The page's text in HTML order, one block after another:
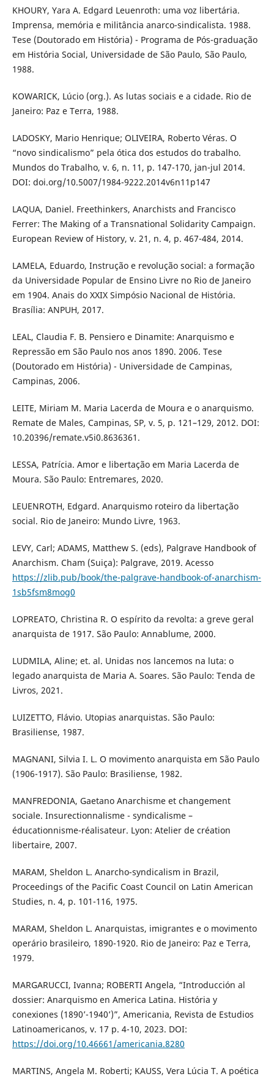
KHOURY, Yara A. Edgard Leuenroth: uma voz libertária.
Imprensa, memória e militância anarco-sindicalista. 1988.
Tese (Doutorado em História) - Programa de Pós-graduação
em História Social, Universidade de São Paulo, São Paulo,
1988.
KOWARICK, Lúcio (org.). As lutas sociais e a cidade. Rio de
Janeiro: Paz e Terra, 1988.
LADOSKY, Mario Henrique; OLIVEIRA, Roberto Véras. O
“novo sindicalismo” pela ótica dos estudos do trabalho.
Mundos do Trabalho, v. 6, n. 11, p. 147-170, jan-jul 2014.
DOI: doi.org/10.5007/1984-9222.2014v6n11p147
LAQUA, Daniel. Freethinkers, Anarchists and Francisco
Ferrer: The Making of a Transnational Solidarity Campaign.
European Review of History, v. 21, n. 4, p. 467-484, 2014.
LAMELA, Eduardo, Instrução e revolução social: a formação
da Universidade Popular de Ensino Livre no Rio de Janeiro
em 1904. Anais do XXIX Simpósio Nacional de História.
Brasília: ANPUH, 2017.
LEAL, Claudia F. B. Pensiero e Dinamite: Anarquismo e
Repressão em São Paulo nos anos 1890. 2006. Tese
(Doutorado em História) - Universidade de Campinas,
Campinas, 2006.
LEITE, Miriam M. Maria Lacerda de Moura e o anarquismo.
Remate de Males, Campinas, SP, v. 5, p. 121–129, 2012. DOI:
10.20396/remate.v5i0.8636361.
LESSA, Patrícia. Amor e libertação em Maria Lacerda de
Moura. São Paulo: Entremares, 2020.
LEUENROTH, Edgard. Anarquismo roteiro da libertação
social. Rio de Janeiro: Mundo Livre, 1963.
LEVY, Carl; ADAMS, Matthew S. (eds), Palgrave Handbook of
Anarchism. Cham (Suiça): Palgrave, 2019. Acesso
https://zlib.pub/book/the-palgrave-handbook-of-anarchism-
1sb5fsm8mog0
LOPREATO, Christina R. O espírito da revolta: a greve geral
anarquista de 1917. São Paulo: Annablume, 2000.
LUDMILA, Aline; et. al. Unidas nos lancemos na luta: o
legado anarquista de Maria A. Soares. São Paulo: Tenda de
Livros, 2021.
LUIZETTO, Flávio. Utopias anarquistas. São Paulo:
Brasiliense, 1987.
MAGNANI, Silvia I. L. O movimento anarquista em São Paulo
(1906-1917). São Paulo: Brasiliense, 1982.
MANFREDONIA, Gaetano Anarchisme et changement
sociale. Insurectionnalisme - syndicalisme –
éducationnisme-réalisateur. Lyon: Atelier de création
libertaire, 2007.
MARAM, Sheldon L. Anarcho-syndicalism in Brazil,
Proceedings of the Pacific Coast Council on Latin American
Studies, n. 4, p. 101-116, 1975.
MARAM, Sheldon L. Anarquistas, imigrantes e o movimento
operário brasileiro, 1890-1920. Rio de Janeiro: Paz e Terra,
1979.
MARGARUCCI, Ivanna; ROBERTI Angela, “Introducción al
dossier: Anarquismo en America Latina. História y
conexiones (1890’-1940’)”, Americania, Revista de Estudios
Latinoamericanos, v. 17 p. 4-10, 2023. DOI:
https://doi.org/10.46661/americania.8280
MARTINS, Angela M. Roberti; KAUSS, Vera Lúcia T. A poética